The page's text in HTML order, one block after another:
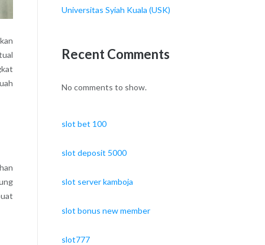
Universitas Syiah Kuala (USK)
Recent Comments
No comments to show.
slot bet 100
slot deposit 5000
slot server kamboja
slot bonus new member
slot777